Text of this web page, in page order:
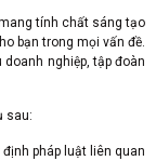
tính chất sáng tạo
bạn trong mọi vấn đề.
nghiệp, tập đoàn
sau:
pháp luật liên quan